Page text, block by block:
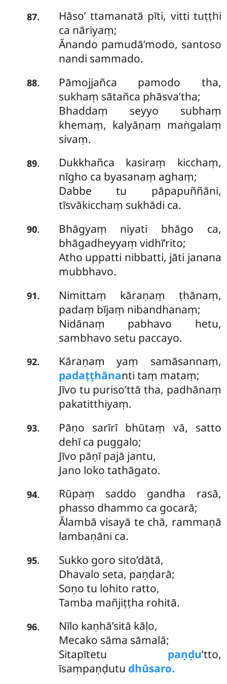
87.
Hāso’ ttamanatā pīti, vitti tuṭṭhi
ca nāriyaṃ;
Ānando pamudā’modo, santoso
nandi sammado.
88.
Pāmojjañca pamodo tha,
sukhaṃ sātañca phāsva’tha;
Bhaddaṃ seyyo subhaṃ
khemaṃ, kalyāṇaṃ maṅgalaṃ
sivaṃ.
89.
Dukkhañca kasiraṃ kicchaṃ,
nīgho ca byasanaṃ aghaṃ;
Dabbe tu pāpapuññāni,
tīsvākicchaṃ sukhādi ca.
90.
Bhāgyaṃ niyati bhāgo ca,
bhāgadheyyaṃ vidhī’rito;
Atho uppatti nibbatti, jāti janana
mubbhavo.
91.
Nimittaṃ kāraṇaṃ ṭhānaṃ,
padaṃ bījaṃ nibandhanaṃ;
Nidānaṃ pabhavo hetu,
sambhavo setu paccayo.
92.
Kāraṇaṃ yaṃ samāsannaṃ,
padaṭṭhānanti taṃ mataṃ;
Jīvo tu puriso’ttā tha, padhānaṃ
pakatitthiyaṃ.
93.
Pāṇo sarīrī bhūtaṃ vā, satto
dehī ca puggalo;
Jīvo pāṇī pajā jantu,
Jano loko tathāgato.
94.
Rūpaṃ saddo gandha rasā,
phasso dhammo ca gocarā;
Ālambā visayā te chā, rammaṇā
lambaṇāni ca.
95.
Sukko goro sito’dātā,
Dhavalo seta, paṇḍarā;
Soṇo tu lohito ratto,
Tamba mañjiṭṭha rohitā.
96.
Nīlo kaṇhā’sitā kāḷo,
Mecako sāma sāmalā;
Sitapītetu paṇḍu’tto,
īsaṃpaṇḍutu dhūsaro.